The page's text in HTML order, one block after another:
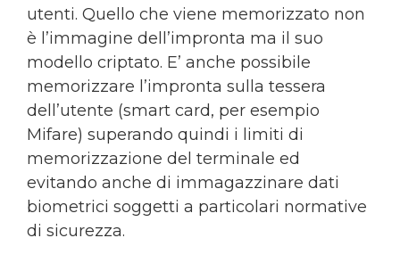
utenti. Quello che viene memorizzato non
è l’immagine dell’impronta ma il suo
modello criptato. E’ anche possibile
memorizzare l’impronta sulla tessera
dell’utente (smart card, per esempio
Mifare) superando quindi i limiti di
memorizzazione del terminale ed
evitando anche di immagazzinare dati
biometrici soggetti a particolari normative
di sicurezza.